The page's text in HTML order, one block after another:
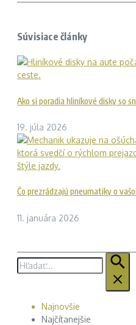
Súvisiace články
Ako si poradia hliníkové disky so
19. júla 2026
Čo prezrádzajú pneumatiky o
11. januára 2026
Hľadať:
Najnovšie
Najčítanejšie